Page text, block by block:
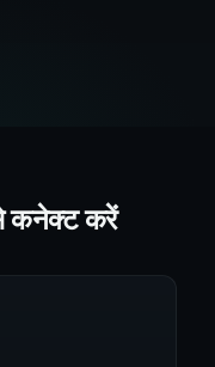
कनेक्ट करें